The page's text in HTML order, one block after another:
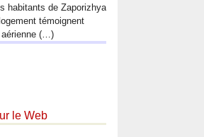
habitants de Zaporizhya
témoignent
aérienne (…)
le Web